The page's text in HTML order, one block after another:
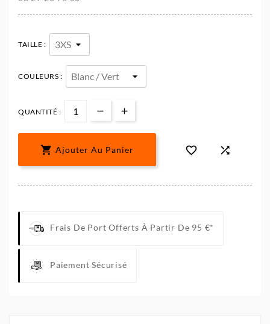
TAILLE :
COULEURS :
QUANTITÉ :
 Ajouter Au Panier  
Frais De Port Offerts À Partir De 95 €*
Paiement Sécurisé